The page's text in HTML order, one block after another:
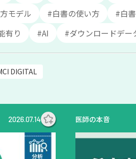
モデル #白書の使い方 #白
有り
#AI #ダウンロードデー
DIGITAL
2026.07.14 医師の本音